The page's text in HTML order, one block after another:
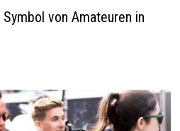
von Amateuren in